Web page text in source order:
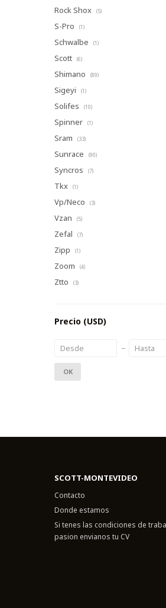
Rock Shox (5)
S-Pro (1)
Schwalbe (1)
Scott (6)
Shimano (89)
Sigeyi (1)
Solifes (10)
Spinner (1)
Sram (33)
Sunrace (90)
Syncros (7)
Tkx (1)
Vp/Neco (3)
Vzan (5)
Zefal (7)
Zipp (1)
Zoom (4)
Ztto (3)
Precio (USD)
OK
SCOTT-MONTEVIDEO
Contacto
Donde estamos
Si tenes las condiciones de
pasion envianos tu CV